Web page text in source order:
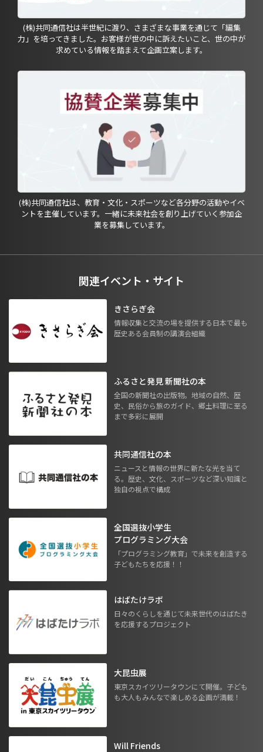
(株)共同通信社は半世紀に渡り、さまざまな事業を通じて「編集
力」を培ってきました。お客様が世の中に訴えたいこと、世の中が
求めている情報を踏まえて企画立案します。
(株)共同通信社は、教育・文化・スポーツなど各分野の活動やイベ
ントを主催しています。一緒に未来社会を創り上げていく参加企
業を募集しています。
関連イベント・サイト
きさらぎ会
情報収集と交流の場を提供する日本で最も
歴史ある会員制の講演会組織
ふるさと発見 新聞社の本
全国の新聞社の出版物。地域の自然、歴
史、民俗から旅のガイド、郷土料理に至る
まで多彩に展開
共同通信社の本
ニュースと情報の世界に新たな光を当て
る。歴史、文化、スポーツなど深い知識と
独自の視点で構成
全国選抜小学生
プログラミング大会
「プログラミング教育」で未来を創造する
子どもたちを応援！！
はばたけラボ
日々のくらしを通じて未来世代のはばたき
を応援するプロジェクト
大昆虫展
東京スカイツリータウンにて開催。子ども
も大人もみんなで楽しめる企画が満載！
Will Friends